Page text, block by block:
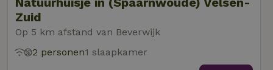
Zuid
Op 5 km afstand van Beverwijk
2 personen1 slaapkamer